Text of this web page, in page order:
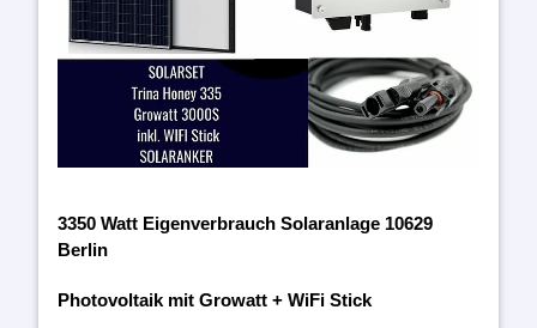
3350 Watt Eigenverbrauch Solaranlage 10629
Berlin
Photovoltaik mit Growatt + WiFi Stick